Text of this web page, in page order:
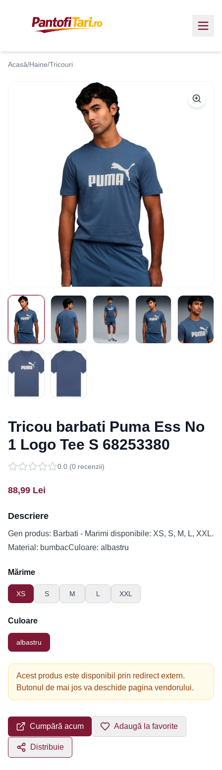
Acasă/Haine/Tricouri
Tricou barbati Puma Ess No
1 Logo Tee S 68253380
0.0 (0 recenzii)
88,99 Lei
Descriere
Gen produs: Barbati - Marimi disponibile: XS, S, M, L, XXL.
Material: bumbacCuloare: albastru
Mărime
XS S M L XXL
Culoare
albastru
Acest produs este disponibil prin redirect extern.
Butonul de mai jos va deschide pagina vendorului.
Cumpără acum Adaugă la favorite
Distribuie